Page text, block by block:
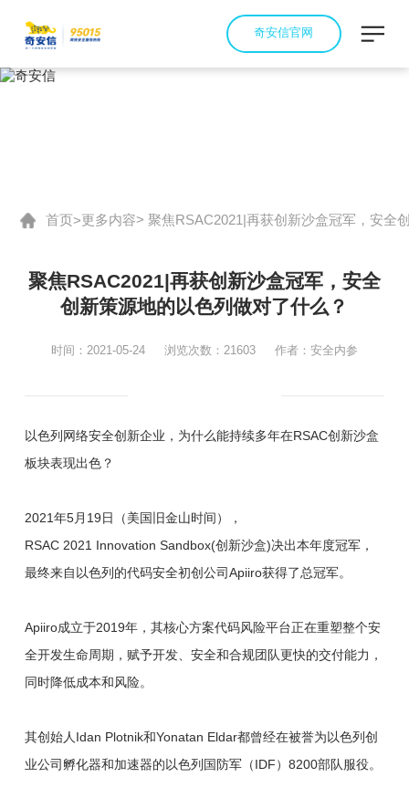
奇安信官网
首页>更多内容> 聚焦RSAC2021|再获创新沙盒冠军，安全
聚焦RSAC2021|再获创新沙盒冠军，安全
创新策源地的以色列做对了什么？
时间：2021-05-24 浏览次数：21603 作者：安全内参
以色列网络安全创新企业，为什么能持续多年在RSAC创新沙盒
板块表现出色？
2021年5月19日（美国旧金山时间），
RSAC 2021 Innovation Sandbox(创新沙盒)决出本年度冠军，
最终来自以色列的代码安全初创公司Apiiro获得了总冠军。
Apiiro成立于2019年，其核心方案代码风险平台正在重塑整个安
全开发生命周期，赋予开发、安全和合规团队更快的交付能力，
同时降低成本和风险。
其创始人Idan Plotnik和Yonatan Eldar都曾经在被誉为以色列创
业公司孵化器和加速器的以色列国防军（IDF）8200部队服役。